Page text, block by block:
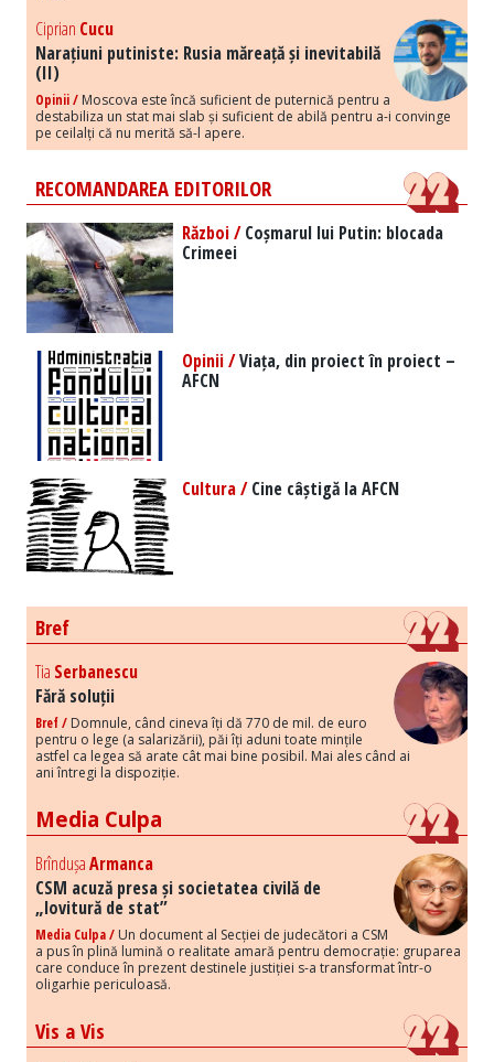
Ciprian Cucu
Narațiuni putiniste: Rusia măreață și inevitabilă
(II)
Opinii / Moscova este încă suficient de puternică pentru a
destabiliza un stat mai slab și suficient de abilă pentru a-i convinge
pe ceilalți că nu merită să-l apere.
RECOMANDAREA EDITORILOR
Război /Coșmarul lui Putin: blocada
Crimeei
Opinii /Viața, din proiect în proiect –
AFCN
Cultura /Cine câștigă la AFCN
Bref
Tia Serbanescu
Fără soluții
Bref / Domnule, când cineva îți dă 770 de mil. de euro
pentru o lege (a salarizării), păi îți aduni toate mințile
astfel ca legea să arate cât mai bine posibil. Mai ales când ai
ani întregi la dispoziție.
Media Culpa
BrîndușaArmanca
CSM acuză presa și societatea civilă de
„lovitură de stat”
Media Culpa / Un document al Secției de judecători a CSM
a pus în plină lumină o realitate amară pentru democrație: gruparea
care conduce în prezent destinele justiției s-a transformat într-o
oligarhie periculoasă.
Vis a Vis